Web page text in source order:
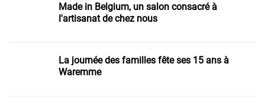
Made in Belgium, un salon consacré à
l'artisanat de chez nous
La journée des familles fête ses 15 ans à
Waremme